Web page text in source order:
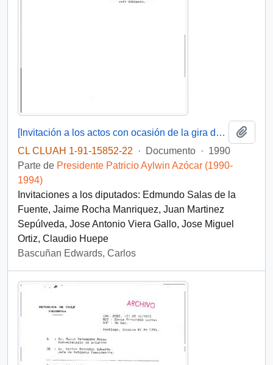
[Invitación a los actos con ocasión de la gira de S.E el Presidente en la VIII Región]
CL CLUAH 1-91-15852-22
· Documento · 1990
Parte de Presidente Patricio Aylwin Azócar (1990-
1994)
Invitaciones a los diputados: Edmundo Salas de la
Fuente, Jaime Rocha Manriquez, Juan Martinez
Sepúlveda, Jose Antonio Viera Gallo, Jose Miguel
Ortiz, Claudio Huepe
Bascuñan Edwards, Carlos